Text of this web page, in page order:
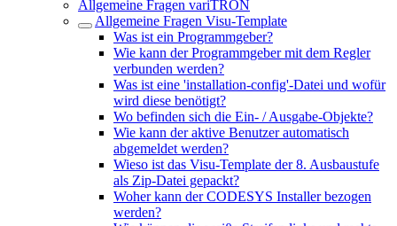
Allgemeine Fragen variTRON
Allgemeine Fragen Visu-Template
Was ist ein Programmgeber?
Wie kann der Programmgeber mit dem Regler
verbunden werden?
Was ist eine 'installation-config'-Datei und wofür
wird diese benötigt?
Wo befinden sich die Ein- / Ausgabe-Objekte?
Wie kann der aktive Benutzer automatisch
abgemeldet werden?
Wieso ist das Visu-Template der 8. Ausbaustufe
als Zip-Datei gepackt?
Woher kann der CODESYS Installer bezogen
werden?